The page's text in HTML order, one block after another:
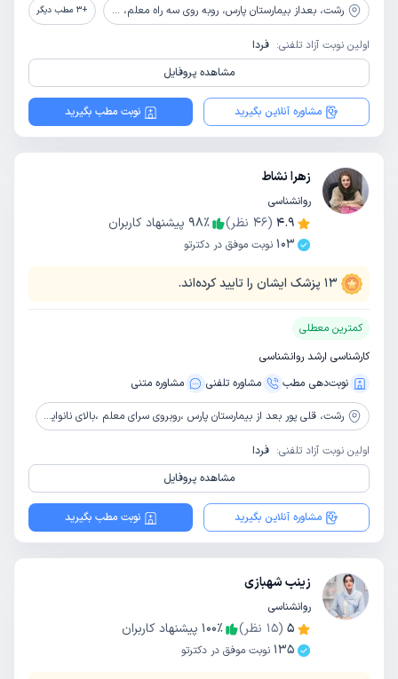
رشت، بعداز بیمارستان پارس، روبه روی سه راه معلم، بالای نانوایی ولیعصر، ساختمان باراد، طبقه 5، واحد9، مرکز مشاوره تدبیر نو +
3 مطب دیگر
اولین نوبت آزاد تلفنی: فردا
مشاهده پروفایل
مشاوره آنلاین بگیرید نوبت مطب بگیرید
زهرا نشاط
روانشناسی
4.9
(
46 نظر) 98٪
پیشنهاد کاربران
103 نوبت موفق در دکترتو
13 پزشک ایشان را تایید کرده‌اند.
کمترین معطلی
کارشناسی ارشد روانشناسی
نوبت‌دهی مطب
مشاوره‌ تلفنی مشاوره‌ متنی
رشت، قلی پور بعد از بیمارستان پارس ،روبروی سرای معلم ،بالای نانوایی ولیعصر ،ساختمان باراد ،طبقه پنجم ،واحد 9 ، مرکز مشاوره تدبیر نو
اولین نوبت آزاد تلفنی: فردا
مشاهده پروفایل
مشاوره آنلاین بگیرید نوبت مطب بگیرید
زینب شهبازی
روانشناسی
5
(
15 نظر) 100٪
پیشنهاد کاربران
135 نوبت موفق در دکترتو